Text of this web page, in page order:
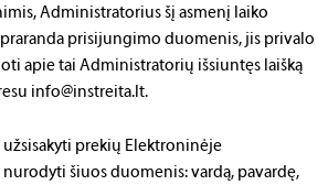
Administratorius šį asmenį laiko
praranda prisijungimo duomenis, jis privalo
apie tai Administratorių išsiuntęs laišką
info@instreita.lt.
užsisakyti prekių Elektroninėje
šiuos duomenis: vardą, pavardę,